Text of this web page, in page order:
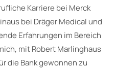
Karriere bei Merck
bei Dräger Medical und
Erfahrungen im Bereich
mit Robert Marlinghaus
die Bank gewonnen zu